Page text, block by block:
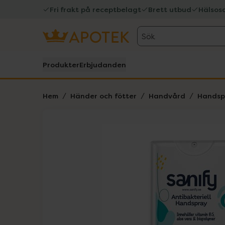
Fri frakt på receptbelagt Brett utbud
Sök
ProdukterErbjudanden
Hem Händer och fötter Handvård